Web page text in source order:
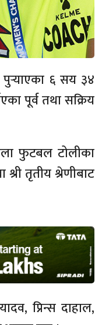
पुर्‍याएका ६ सय ३४
पूर्व तथा सक्रिय
फुटबल टोलीका
तृतीय श्रेणीबाट
प्रिन्स दाहाल,